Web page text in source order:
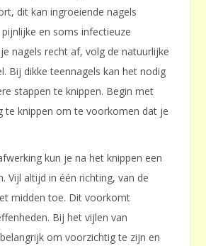
dit kan ingroeiende nagels
en soms infectieuze
nagels recht af, volg de natuurlijke
Bij dikke teennagels kan het nodig
stappen te knippen. Begin met
te knippen om te voorkomen dat je
kun je na het knippen een
Vijl altijd in één richting, van de
midden toe. Dit voorkomt
Bij het vijlen van
om voorzichtig te zijn en